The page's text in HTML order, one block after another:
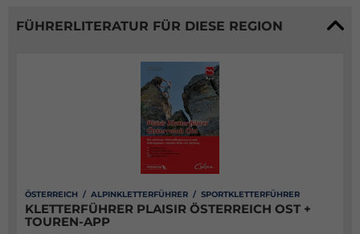
FÜHRERLITERATUR FÜR DIESE REGION
ÖSTERREICH / ALPINKLETTERFÜHRER / SPORTKLETTERFÜHRER
KLETTERFÜHRER PLAISIR ÖSTERREICH OST +
TOUREN-APP